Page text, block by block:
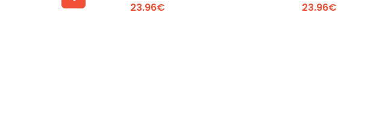
Voir plus +
23.96€
Voir plus +
23.96€